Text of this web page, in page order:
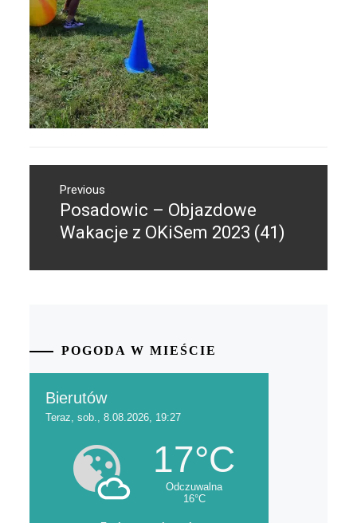
wpisuPrevious
Previous
post:
Posadowic – Objazdowe
Wakacje z OKiSem 2023 (41)
POGODA W MIEŚCIE